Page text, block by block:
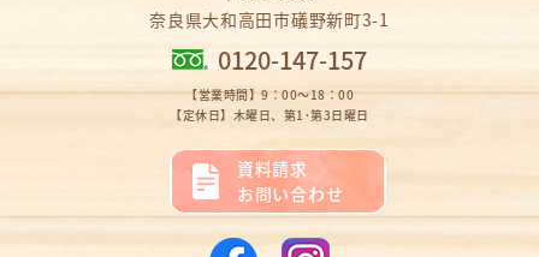
奈良県大和高田市礒野新町3-1
0120-147-157
【営業時間】9：00～18：00
【定休日】木曜日、第1･第3日曜日
資料請求
お問い合わせ